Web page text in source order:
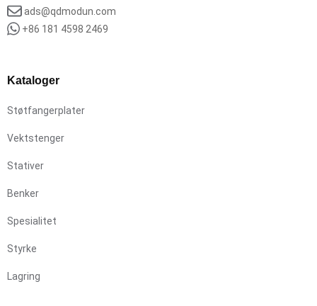
ads@qdmodun.com
+86 181 4598 2469
Kataloger
Støtfangerplater
Vektstenger
Stativer
Benker
Spesialitet
Styrke
Lagring